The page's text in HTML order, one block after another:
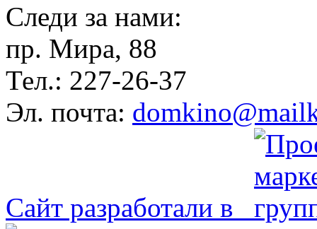
Следи за нами:
пр. Мира, 88
Тел.: 227-26-37
Эл. почта:
Сайт разработали в